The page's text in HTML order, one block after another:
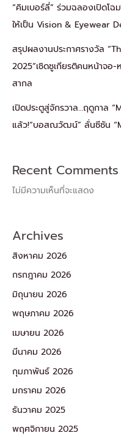
“คิมเบอร์ลี่” ร่วมฉลองเปิดโ
ให้เป็น Vision & Eyewear
สรุปผลงานประกาศรางวัล
2025”เชิดชูเกียรติคนหน้าจ
สากล
เปิดประตูสู่จักรวาล…ฤดูกาล
แล้ว!“บอสณวัฒน์” ลั่นซีซัน
Recent Comments
ไม่มีความเห็นที่จะแสดง
Archives
สิงหาคม 2026
กรกฎาคม 2026
มิถุนายน 2026
พฤษภาคม 2026
เมษายน 2026
มีนาคม 2026
กุมภาพันธ์ 2026
มกราคม 2026
ธันวาคม 2025
พฤศจิกายน 2025